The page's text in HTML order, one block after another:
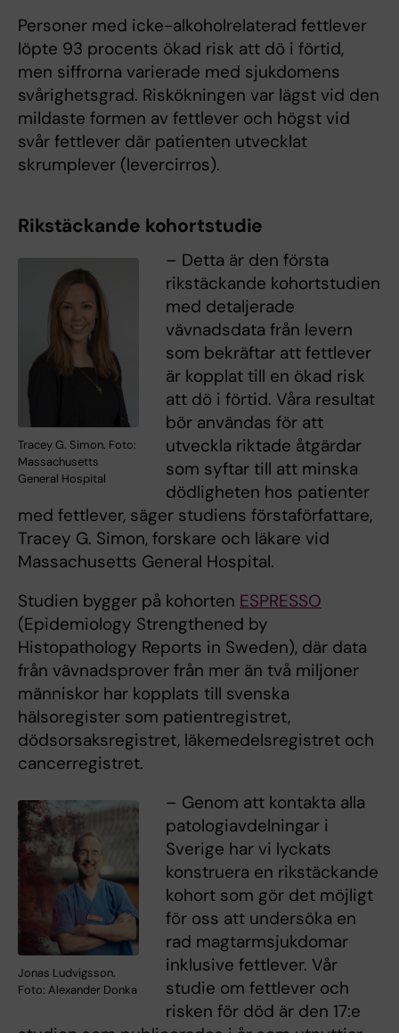
Personer med icke-alkoholrelaterad fettlever
löpte 93 procents ökad risk att dö i förtid,
men siffrorna varierade med sjukdomens
svårighetsgrad. Riskökningen var lägst vid den
mildaste formen av fettlever och högst vid
svår fettlever där patienten utvecklat
skrumplever (levercirros).
Rikstäckande kohortstudie
Tracey G. Simon. Foto:
Massachusetts
General Hospital
– Detta är den första
rikstäckande kohortstudien
med detaljerade
vävnadsdata från levern
som bekräftar att fettlever
är kopplat till en ökad risk
att dö i förtid. Våra resultat
bör användas för att
utveckla riktade åtgärdar
som syftar till att minska
dödligheten hos patienter
med fettlever, säger studiens förstaförfattare,
Tracey G. Simon, forskare och läkare vid
Massachusetts General Hospital.
Studien bygger på kohorten ESPRESSO
(Epidemiology Strengthened by
Histopathology Reports in Sweden), där data
från vävnadsprover från mer än två miljoner
människor har kopplats till svenska
hälsoregister som patientregistret,
dödsorsaksregistret, läkemedelsregistret och
cancerregistret.
Jonas Ludvigsson.
Foto: Alexander Donka
– Genom att kontakta alla
patologiavdelningar i
Sverige har vi lyckats
konstruera en rikstäckande
kohort som gör det möjligt
för oss att undersöka en
rad magtarmsjukdomar
inklusive fettlever. Vår
studie om fettlever och
risken för död är den 17:e